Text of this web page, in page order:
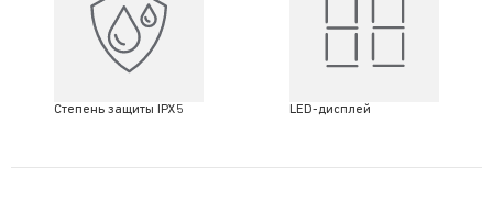
Степень защиты IPX5 LED-дисплей